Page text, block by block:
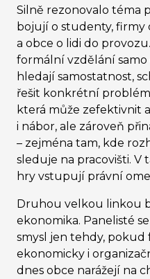
Silně rezonovalo téma
bojují o studenty, firmy
a obce o lidi do
formální vzdělání samo
hledají samostatnost,
řešit konkrétní
která může zefektivnit
i nábor, ale zároveň
–⁠⁠⁠⁠⁠⁠ zejména tam, kde
sleduje na pracovišti. V
hry vstupují právní
Druhou velkou linkou
ekonomika. Panelisté
smysl jen tehdy,
ekonomicky i
dnes obce narážejí na